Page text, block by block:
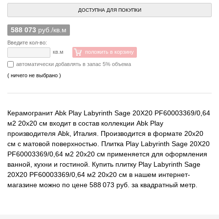
ДОСТУПНА ДЛЯ ПОКУПКИ
588 073 руб./кв.м
Введите кол-во:
кв.м
положить в корзину
автоматически добавлять в запас 5% объема
( ничего не выбрано )
Керамогранит Abk Play Labyrinth Sage 20X20 PF60003369/0,64
м2 20x20 см входит в состав коллекции Abk Play
производителя Abk, Италия. Производится в формате 20x20
см с матовой поверхностью. Плитка Play Labyrinth Sage 20X20
PF60003369/0,64 м2 20x20 см применяется для оформления
ванной, кухни и гостиной. Купить плитку Play Labyrinth Sage
20X20 PF60003369/0,64 м2 20x20 см в нашем интернет-
магазине можно по цене 588 073 руб. за квадратный метр.